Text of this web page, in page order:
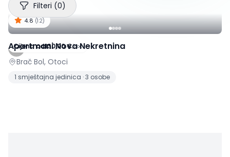
Filteri (0)
Cijena od130,00 €/noć
4.8 (12)
Apartmani Nova Nekretnina
Brač Bol, Otoci
1 smještajna jedinica · 3 osobe